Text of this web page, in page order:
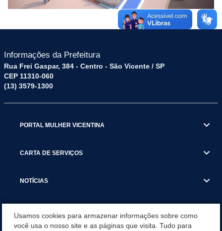
Informações da Prefeitura
Rua Frei Gaspar, 384 - Centro - São Vicente / SP
CEP 11310-060
(13) 3579-1300
PORTAL MULHER VICENTINA
CARTA DE SERVIÇOS
NOTÍCIAS
Usamos cookies para armazenar informações sobre como
você usa o nosso site e as páginas que visita. Tudo para